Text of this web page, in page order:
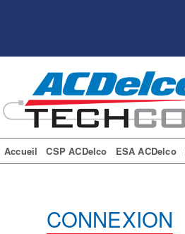
Accueil CSP ACDelco ESA ACDelco
CONNEXION